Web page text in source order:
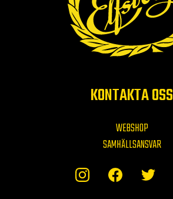
KONTAKTA OSS
WEBSHOP
SAMHÄLLSANSVAR